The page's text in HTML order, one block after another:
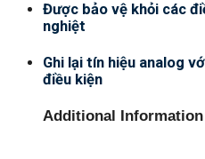
Được bảo vệ khỏi các
nghiệt
Ghi lại tín hiệu analog
điều kiện
Additional Information